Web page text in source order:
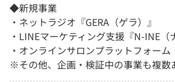
◆新規事業
・ネットラジオ『GERA（ゲラ）』
・LINEマーケティング支援『N-INE（
・オンラインサロンプラットフォーム
※その他、企画・検証中の事業も複数